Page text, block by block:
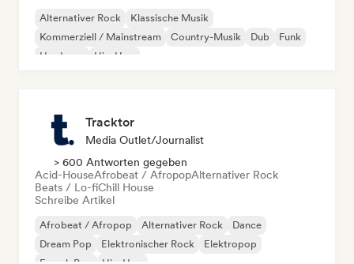
Alternativer Rock
Klassische Musik
Kommerziell / Mainstream
Country-Musik Dub
Funk
Hardcore
Hip-Hop
Tracktor
Media Outlet/Journalist
> 600 Antworten gegeben
Acid-HouseAfrobeat / AfropopAlternativer Rock
Beats / Lo-fiChill House
Schreibe Artikel
Afrobeat / Afropop Alternativer Rock
Dance
Dream Pop
Elektronischer Rock
Elektropop